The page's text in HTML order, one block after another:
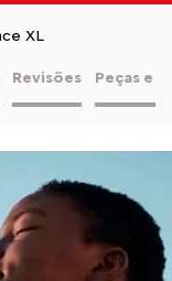
XL
Revisões Peças e